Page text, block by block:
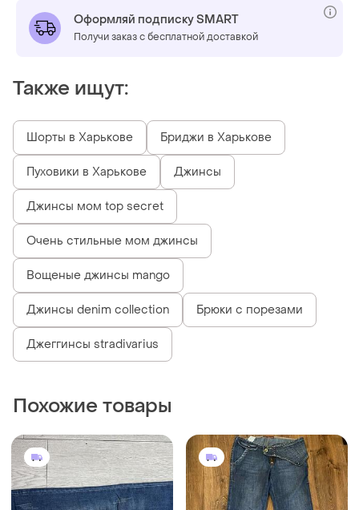
Оформляй подписку SMART
Получи заказ с бесплатной доставкой
Также ищут:
Шорты в Харькове Бриджи в Харькове
Пуховики в Харькове Джинсы
Джинсы мом top secret
Очень стильные мом джинсы
Вощеные джинсы mango
Джинсы denim collection Брюки с порезами
Джеггинсы stradivarius
Похожие товары